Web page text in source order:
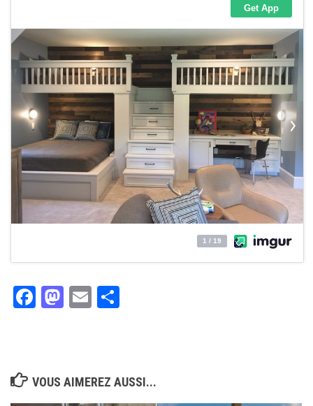
Facebook
Mastodon
Email
VOUS AIMEREZ AUSSI...